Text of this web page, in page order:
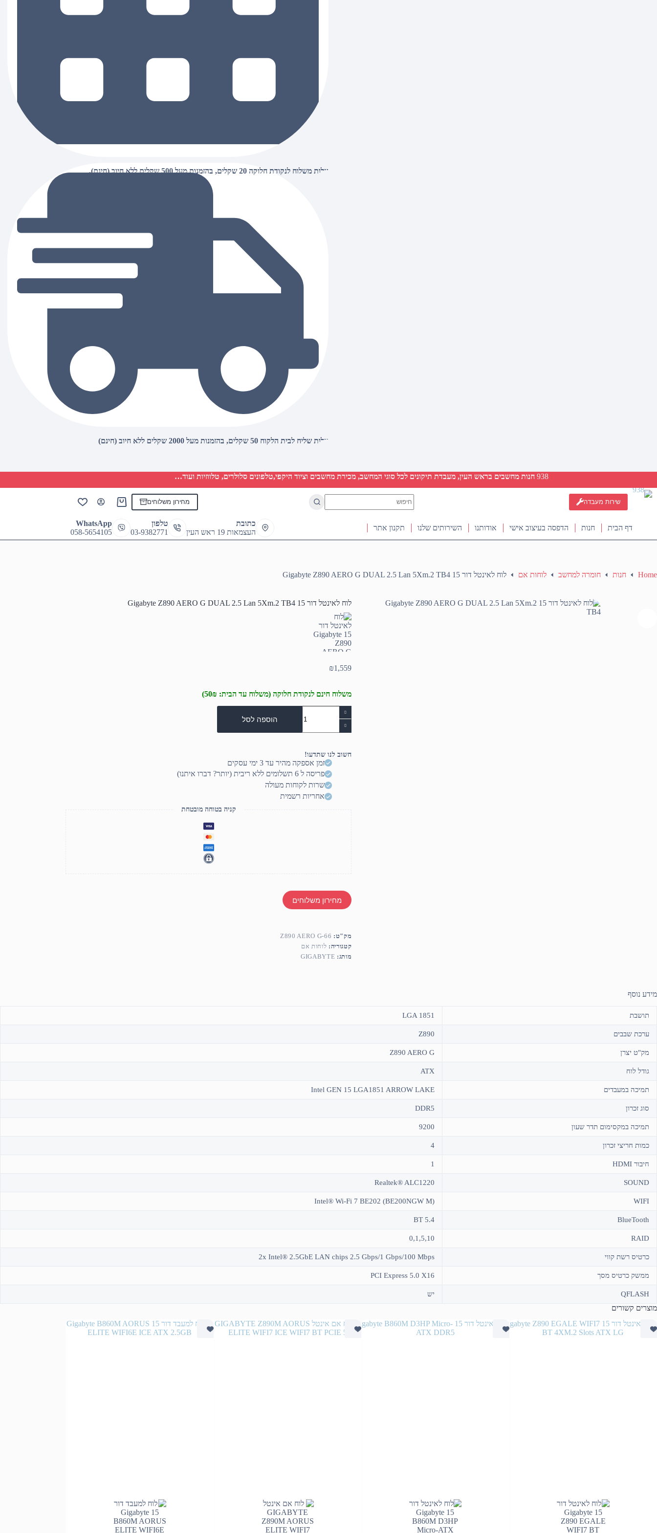
עלות משלוח לנקודת חלוקה 20 שקלים, בהזמנות מעל 500 שקלים ללא חיוב (חינם),
עלות שליח לבית הלקוח 50 שקלים, בהזמנות מעל 2000 שקלים ללא חיוב (חינם)
938 חנות מחשבים בראש העין, מעבדת תיקונים לכל סוגי המחשב, מכירת מחשבים וציוד היקפי,טלפונים סלולרים, טלווזיות ועוד…
שירות מעבדה
results
מחירון משלוחים
Shopping
דף הבית
חנות הדפסה בעיצוב אישי אודותנו השירותים שלנו תקנון אתר
כתובת
העצמאות 19 ראש העין
טלפון
03-9382771
WhatsApp
058-5654105
Home חנות חומרה למחשב לוחות אם לוח לאינטל דור 15 Gigabyte Z890 AERO G DUAL 2.5 Lan 5Xm.2 TB4
לוח לאינטל דור 15 Gigabyte Z890 AERO G DUAL 2.5 Lan 5Xm.2 TB4
₪1,559
משלוח חינם לנקודת חלוקה (משלוח עד הבית: 50₪)
כמות
של
לוח
לאינטל
15
Gigabyte
הוספה לסל
חשוב לנו שתדעו!
זמן אספקה מהיר עד 3 ימי עסקים
פריסה ל 6 תשלומים ללא ריבית (יותר? דברו איתנו)
שרות לקוחות מעולה
אחריות רשמית
קניה בטוחה מובטחת
מחירון משלוחים
מק"ט: Z890 AERO G-66
קטגוריה: לוחות אם
מותג: GIGABYTE
מידע נוסף
תושבת LGA 1851
ערכת שבבים Z890
מק"ט יצרן Z890 AERO G
גודל לוח ATX
תמיכה במעבדים Intel GEN 15 LGA1851 ARROW LAKE
סוג זכרון DDR5
תמיכה במקסימום תדר שעון 9200
כמות חריצי זכרון 4
חיבור HDMI 1
SOUND
Realtek® ALC1220
WIFI
Intel® Wi-Fi 7 BE202 (BE200NGW M)
BlueTooth
BT 5.4
RAID
0,1,5,10
כרטיס רשת קווי 2x Intel® 2.5GbE LAN chips 2.5 Gbps/1 Gbps/100 Mbps
ממשק כרטיס מסך PCI Express 5.0 X16
QFLASH יש
מוצרים קשורים